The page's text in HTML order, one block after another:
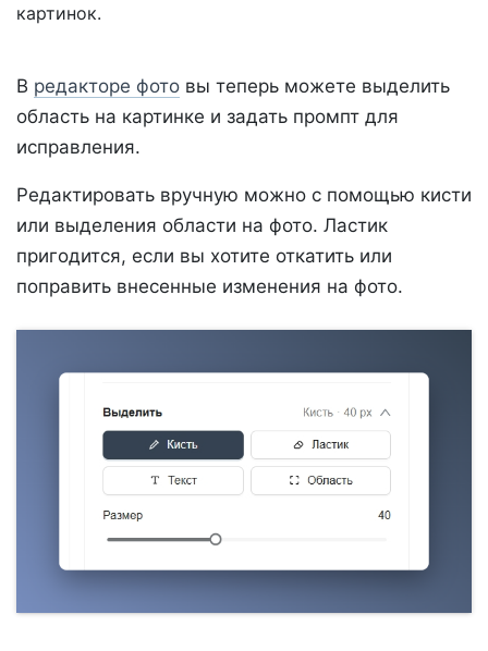
картинок.
В редакторе фото вы теперь можете выделить
область на картинке и задать промпт для
исправления.
Редактировать вручную можно с помощью кисти
или выделения области на фото. Ластик
пригодится, если вы хотите откатить или
поправить внесенные изменения на фото.